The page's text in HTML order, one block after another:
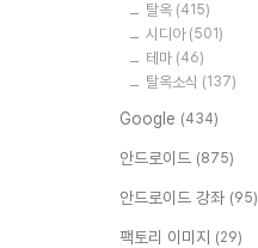
탈옥 (415)
시디아 (501)
테마 (46)
탈옥소식 (137)
Google (434)
안드로이드 (875)
안드로이드 강좌 (95)
팩토리 이미지 (29)